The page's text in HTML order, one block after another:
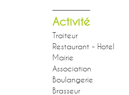
Activité
Traiteur
Restaurant - Hotel
Mairie
Association
Boulangerie
Brasseur